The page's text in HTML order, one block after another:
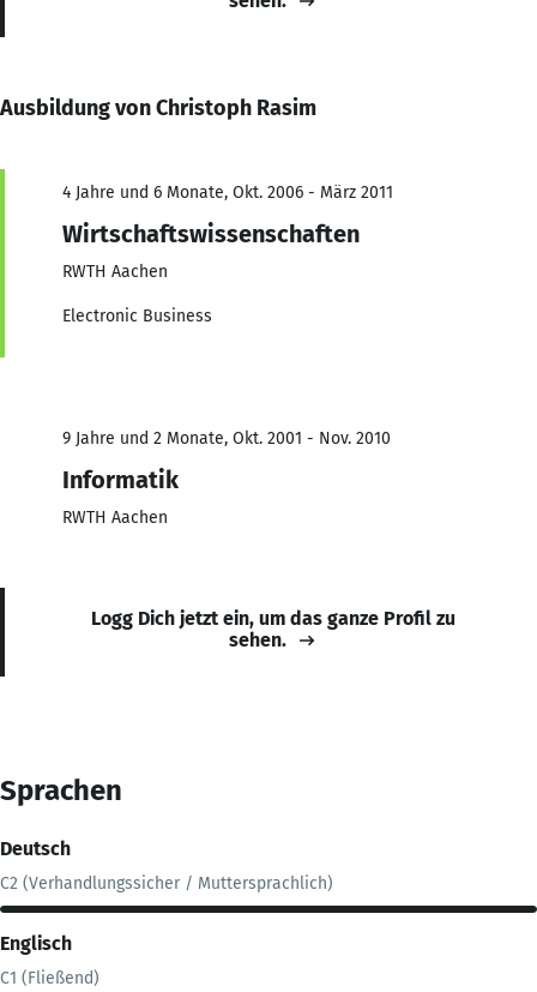
Ausbildung von Christoph Rasim
4 Jahre und 6 Monate, Okt. 2006 - März 2011
Wirtschaftswissenschaften
RWTH Aachen
Electronic Business
9 Jahre und 2 Monate, Okt. 2001 - Nov. 2010
Informatik
RWTH Aachen
Logg Dich jetzt ein, um das ganze Profil zu
sehen.
Sprachen
Deutsch
C2 (Verhandlungssicher / Muttersprachlich)
Englisch
C1 (Fließend)